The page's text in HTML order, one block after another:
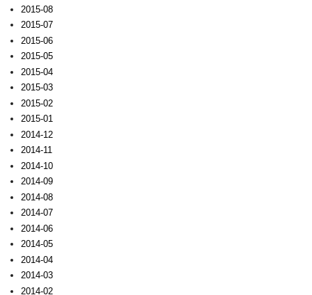
2015-08
2015-07
2015-06
2015-05
2015-04
2015-03
2015-02
2015-01
2014-12
2014-11
2014-10
2014-09
2014-08
2014-07
2014-06
2014-05
2014-04
2014-03
2014-02